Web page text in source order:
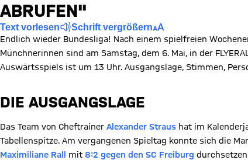
ABRUFEN"
Text vorlesen Schrift vergrößern
Endlich wieder Bundesliga! Nach einem spielfreien
Münchnerinnen sind am Samstag, dem 6. Mai, in der
Auswärtsspiels ist um 13 Uhr. Ausgangslage, Stimmen,
DIE AUSGANGSLAGE
Das Team von Cheftrainer Alexander Straus hat im
Tabellenspitze. Am vergangenen Spieltag konnte sich die
Maximiliane Rall
mit 8:2 gegen den SC Freiburg